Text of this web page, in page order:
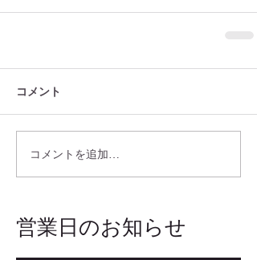
コメント
コメントを追加…
​営業日のお知らせ